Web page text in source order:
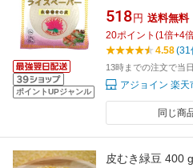
ポイントUPジャンル
極薄タイプ 【TV
ライスペーパー
不使用 フルーツ
518 円 送料無料
20ポイント (1倍+4
4.58(31
13時までの注文で当
アジョイン 楽天
同じ商
皮むき緑豆 400